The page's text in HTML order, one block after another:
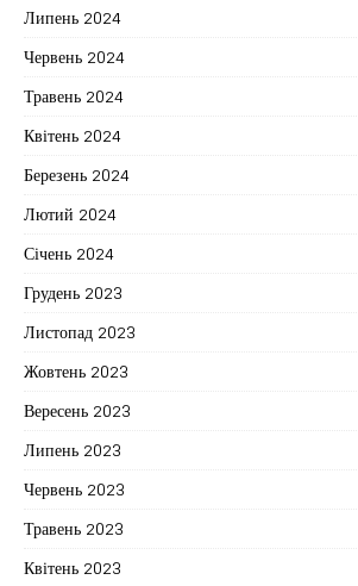
Липень 2024
Червень 2024
Травень 2024
Квітень 2024
Березень 2024
Лютий 2024
Січень 2024
Грудень 2023
Листопад 2023
Жовтень 2023
Вересень 2023
Липень 2023
Червень 2023
Травень 2023
Квітень 2023